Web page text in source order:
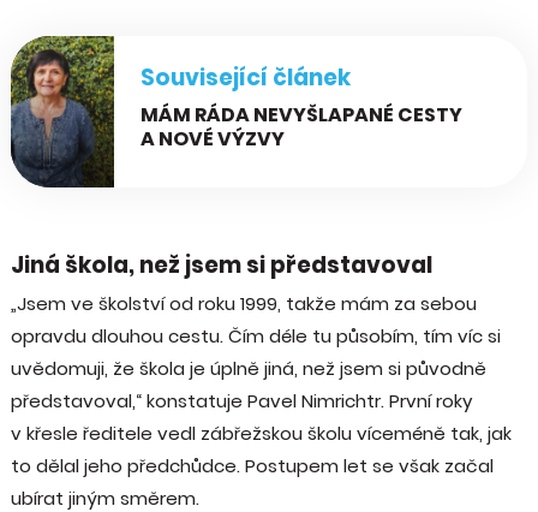
Související článek
MÁM RÁDA NEVYŠLAPANÉ CESTY
A NOVÉ VÝZVY
Jiná škola, než jsem si představoval
„Jsem ve školství od roku 1999, takže mám za sebou
opravdu dlouhou cestu. Čím déle tu působím, tím víc si
uvědomuji, že škola je úplně jiná, než jsem si původně
představoval,“ konstatuje Pavel Nimrichtr. První roky
v křesle ředitele vedl zábřežskou školu víceméně tak, jak
to dělal jeho předchůdce. Postupem let se však začal
ubírat jiným směrem.